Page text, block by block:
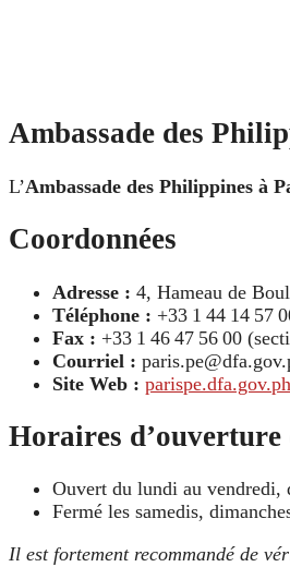
Ambassade des
L’Ambassade des Philippines à
Coordonnées
Adresse : 4, Hameau de
Téléphone : +33 1 44 14 57
Fax : +33 1 46 47 56 00
Courriel :
Site Web : parispe.dfa.gov.ph
Horaires d’ouverture
Ouvert du lundi au vendredi,
Fermé les samedis,
Il est fortement recommandé de